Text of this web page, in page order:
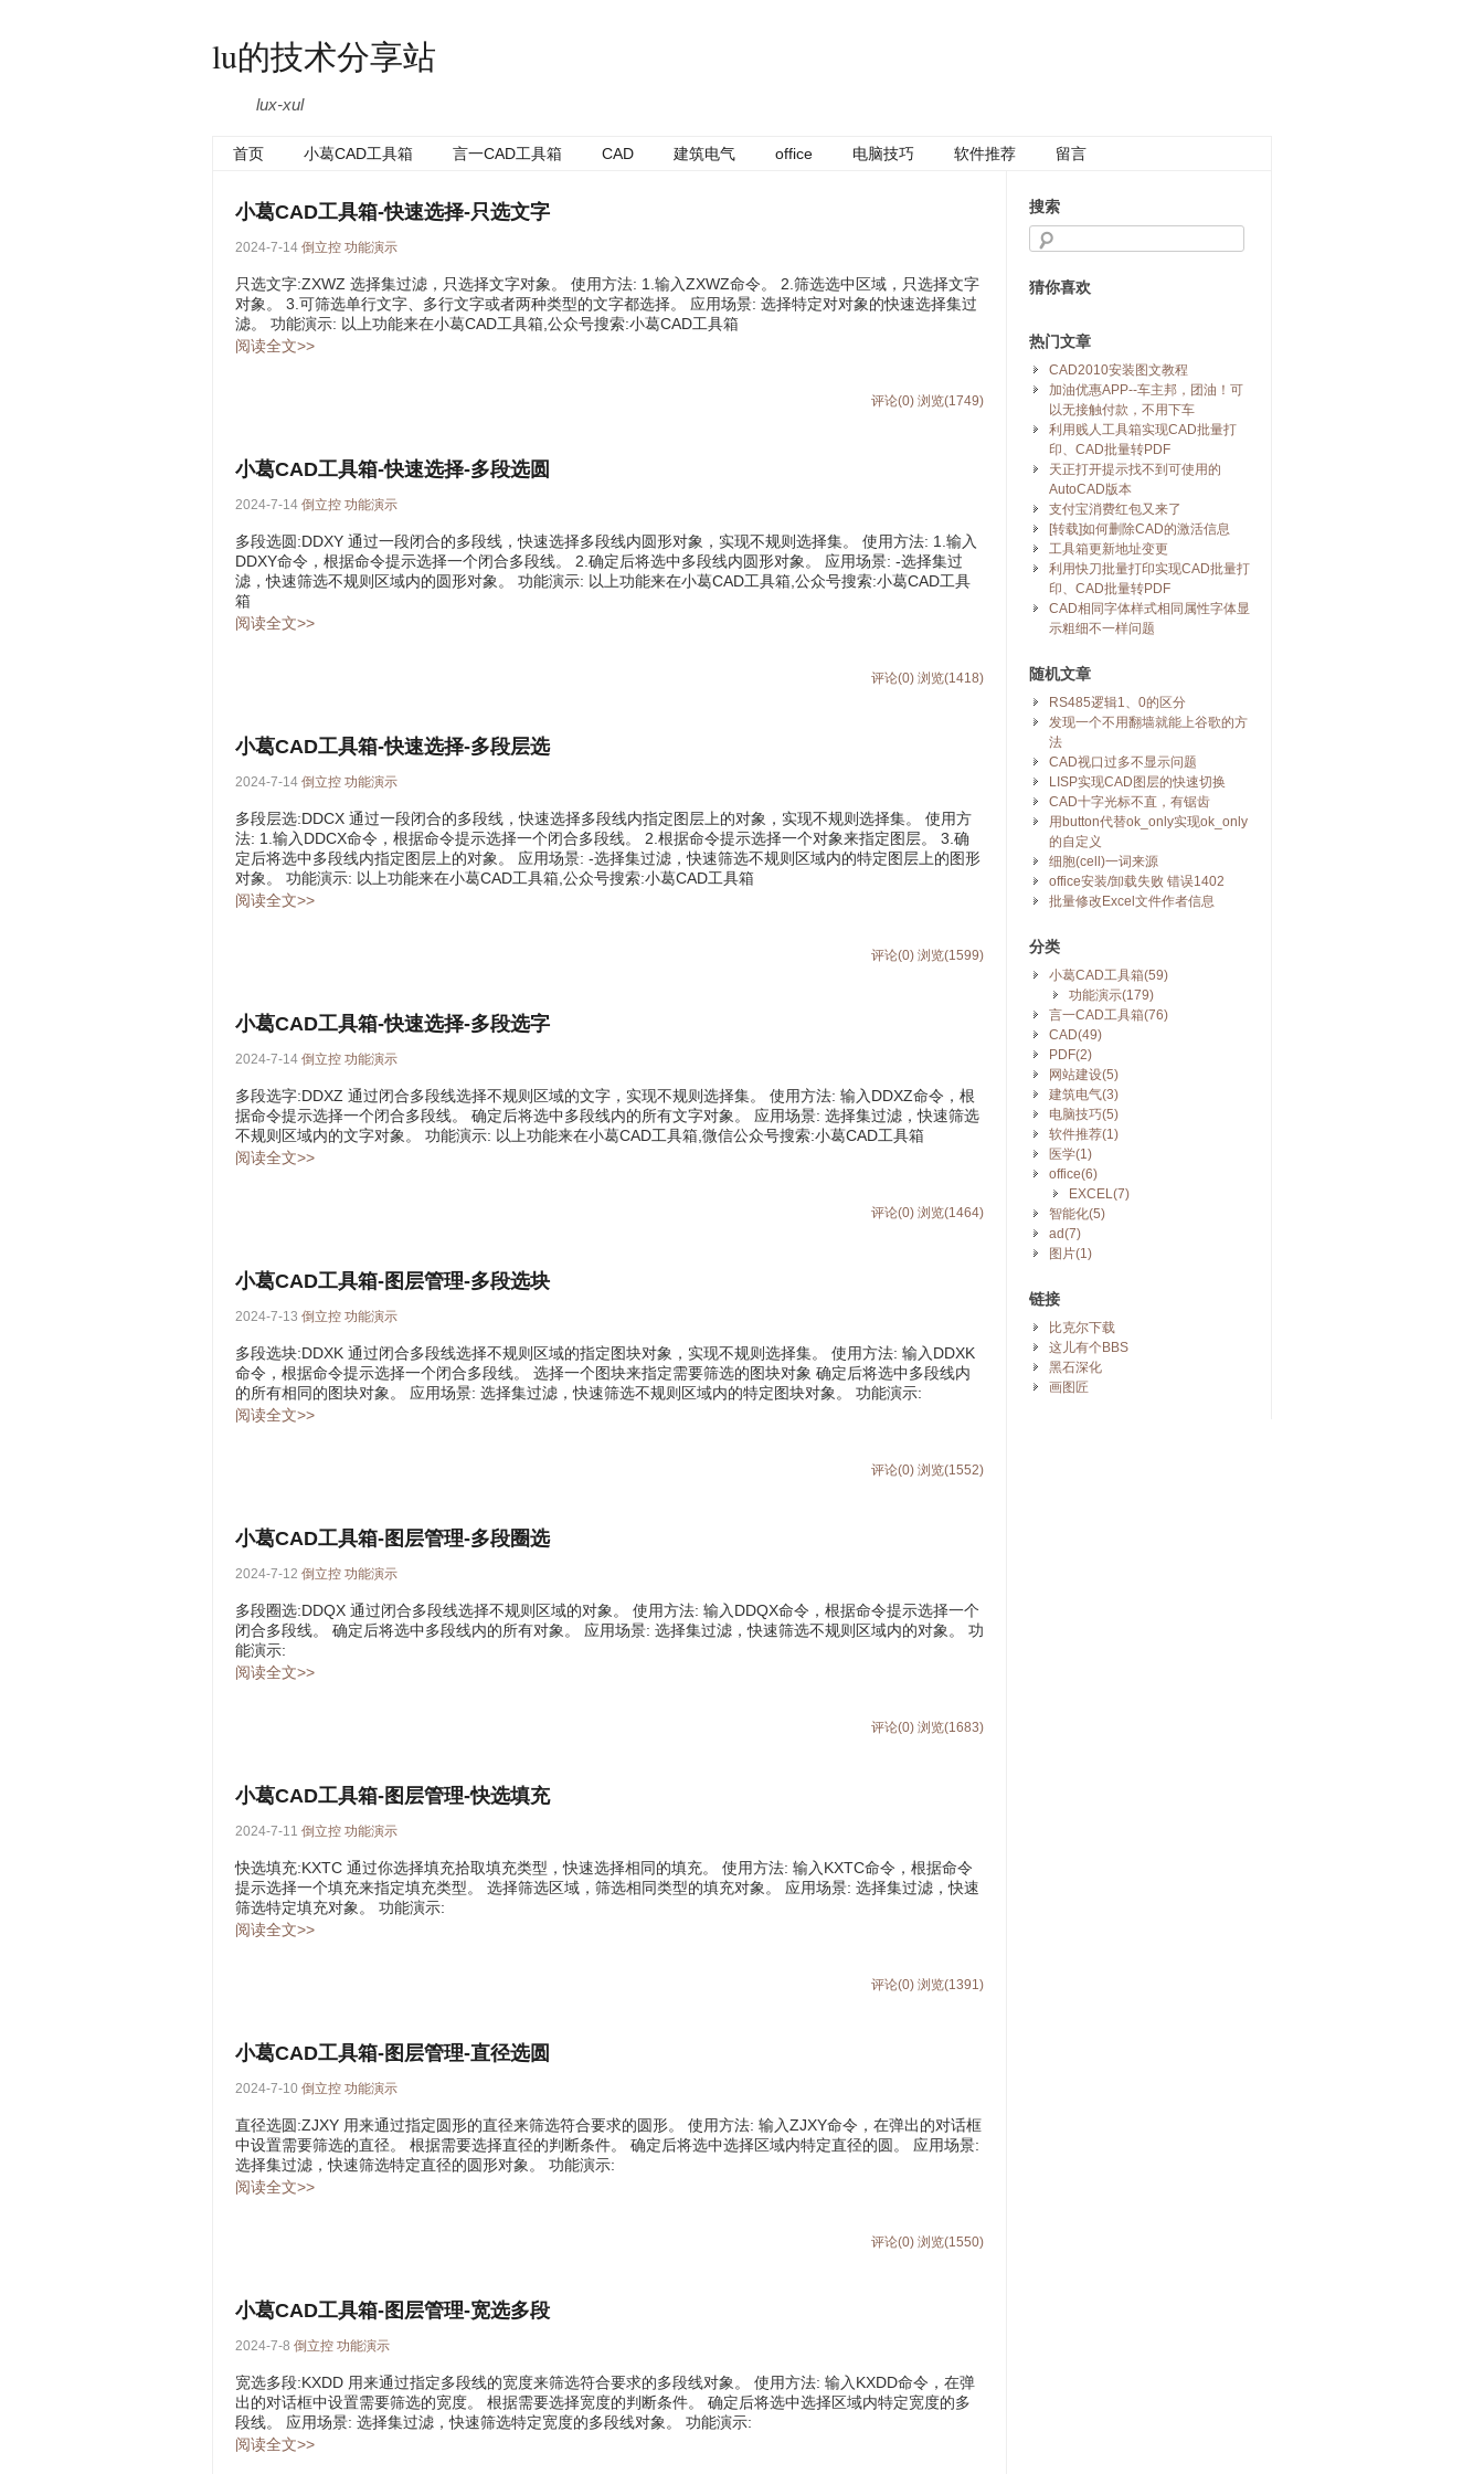
lu的技术分享站
lux-xul
首页 小葛CAD工具箱 言一CAD工具箱 CAD 建筑电气 office 电脑技巧 软件推荐 留言
小葛CAD工具箱-快速选择-只选文字
2024-7-14 倒立控 功能演示
只选文字:ZXWZ 选择集过滤，只选择文字对象。 使用方法: 1.输入ZXWZ命令。 2.筛选选中区域，只选择文字
对象。 3.可筛选单行文字、多行文字或者两种类型的文字都选择。 应用场景: 选择特定对对象的快速选择集过
滤。 功能演示: 以上功能来在小葛CAD工具箱,公众号搜索:小葛CAD工具箱
阅读全文>>
评论(0) 浏览(1749)
小葛CAD工具箱-快速选择-多段选圆
2024-7-14 倒立控 功能演示
多段选圆:DDXY 通过一段闭合的多段线，快速选择多段线内圆形对象，实现不规则选择集。 使用方法: 1.输入
DDXY命令，根据命令提示选择一个闭合多段线。 2.确定后将选中多段线内圆形对象。 应用场景: -选择集过
滤，快速筛选不规则区域内的圆形对象。 功能演示: 以上功能来在小葛CAD工具箱,公众号搜索:小葛CAD工具
箱
阅读全文>>
评论(0) 浏览(1418)
小葛CAD工具箱-快速选择-多段层选
2024-7-14 倒立控 功能演示
多段层选:DDCX 通过一段闭合的多段线，快速选择多段线内指定图层上的对象，实现不规则选择集。 使用方
法: 1.输入DDCX命令，根据命令提示选择一个闭合多段线。 2.根据命令提示选择一个对象来指定图层。 3.确
定后将选中多段线内指定图层上的对象。 应用场景: -选择集过滤，快速筛选不规则区域内的特定图层上的图形
对象。 功能演示: 以上功能来在小葛CAD工具箱,公众号搜索:小葛CAD工具箱
阅读全文>>
评论(0) 浏览(1599)
小葛CAD工具箱-快速选择-多段选字
2024-7-14 倒立控 功能演示
多段选字:DDXZ 通过闭合多段线选择不规则区域的文字，实现不规则选择集。 使用方法: 输入DDXZ命令，根
据命令提示选择一个闭合多段线。 确定后将选中多段线内的所有文字对象。 应用场景: 选择集过滤，快速筛选
不规则区域内的文字对象。 功能演示: 以上功能来在小葛CAD工具箱,微信公众号搜索:小葛CAD工具箱
阅读全文>>
评论(0) 浏览(1464)
小葛CAD工具箱-图层管理-多段选块
2024-7-13 倒立控 功能演示
多段选块:DDXK 通过闭合多段线选择不规则区域的指定图块对象，实现不规则选择集。 使用方法: 输入DDXK
命令，根据命令提示选择一个闭合多段线。 选择一个图块来指定需要筛选的图块对象 确定后将选中多段线内
的所有相同的图块对象。 应用场景: 选择集过滤，快速筛选不规则区域内的特定图块对象。 功能演示:
阅读全文>>
评论(0) 浏览(1552)
小葛CAD工具箱-图层管理-多段圈选
2024-7-12 倒立控 功能演示
多段圈选:DDQX 通过闭合多段线选择不规则区域的对象。 使用方法: 输入DDQX命令，根据命令提示选择一个
闭合多段线。 确定后将选中多段线内的所有对象。 应用场景: 选择集过滤，快速筛选不规则区域内的对象。 功
能演示:
阅读全文>>
评论(0) 浏览(1683)
小葛CAD工具箱-图层管理-快选填充
2024-7-11 倒立控 功能演示
快选填充:KXTC 通过你选择填充拾取填充类型，快速选择相同的填充。 使用方法: 输入KXTC命令，根据命令
提示选择一个填充来指定填充类型。 选择筛选区域，筛选相同类型的填充对象。 应用场景: 选择集过滤，快速
筛选特定填充对象。 功能演示:
阅读全文>>
评论(0) 浏览(1391)
小葛CAD工具箱-图层管理-直径选圆
2024-7-10 倒立控 功能演示
直径选圆:ZJXY 用来通过指定圆形的直径来筛选符合要求的圆形。 使用方法: 输入ZJXY命令，在弹出的对话框
中设置需要筛选的直径。 根据需要选择直径的判断条件。 确定后将选中选择区域内特定直径的圆。 应用场景:
选择集过滤，快速筛选特定直径的圆形对象。 功能演示:
阅读全文>>
评论(0) 浏览(1550)
小葛CAD工具箱-图层管理-宽选多段
2024-7-8 倒立控 功能演示
宽选多段:KXDD 用来通过指定多段线的宽度来筛选符合要求的多段线对象。 使用方法: 输入KXDD命令，在弹
出的对话框中设置需要筛选的宽度。 根据需要选择宽度的判断条件。 确定后将选中选择区域内特定宽度的多
段线。 应用场景: 选择集过滤，快速筛选特定宽度的多段线对象。 功能演示:
阅读全文>>
搜索
猜你喜欢
热门文章
CAD2010安装图文教程
加油优惠APP--车主邦，团油！可
以无接触付款，不用下车
利用贱人工具箱实现CAD批量打
印、CAD批量转PDF
天正打开提示找不到可使用的
AutoCAD版本
支付宝消费红包又来了
[转载]如何删除CAD的激活信息
工具箱更新地址变更
利用快刀批量打印实现CAD批量打
印、CAD批量转PDF
CAD相同字体样式相同属性字体显
示粗细不一样问题
随机文章
RS485逻辑1、0的区分
发现一个不用翻墙就能上谷歌的方
法
CAD视口过多不显示问题
LISP实现CAD图层的快速切换
CAD十字光标不直，有锯齿
用button代替ok_only实现ok_only
的自定义
细胞(cell)一词来源
office安装/卸载失败 错误1402
批量修改Excel文件作者信息
分类
小葛CAD工具箱(59)
功能演示(179)
言一CAD工具箱(76)
CAD(49)
PDF(2)
网站建设(5)
建筑电气(3)
电脑技巧(5)
软件推荐(1)
医学(1)
office(6)
EXCEL(7)
智能化(5)
ad(7)
图片(1)
链接
比克尔下载
这儿有个BBS
黑石深化
画图匠